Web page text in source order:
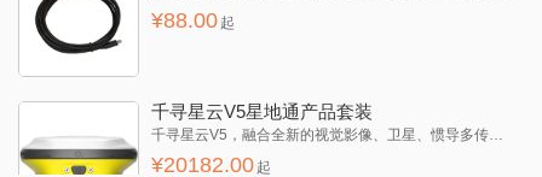
¥88.00 起
千寻星云V5星地通产品套装
¥20182.00 起